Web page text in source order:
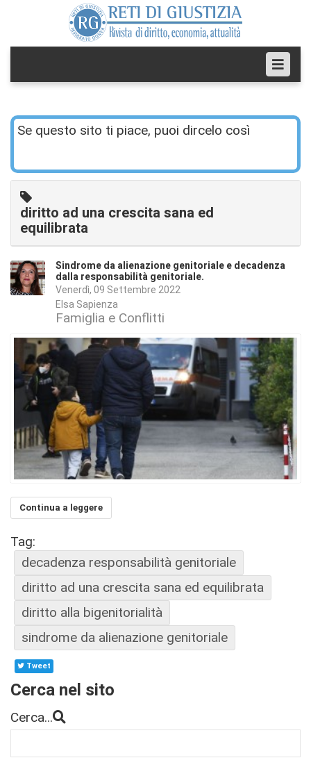
Se questo sito ti piace, puoi dircelo così
diritto ad una crescita sana ed
equilibrata
Sindrome da alienazione genitoriale e decadenza
dalla responsabilità genitoriale.
Venerdì, 09 Settembre 2022
Elsa Sapienza
Famiglia e Conflitti
Continua a leggere
Tag:
decadenza responsabilità genitoriale
diritto ad una crescita sana ed equilibrata
diritto alla bigenitorialità
sindrome da alienazione genitoriale
Tweet
Cerca nel sito
Cerca...